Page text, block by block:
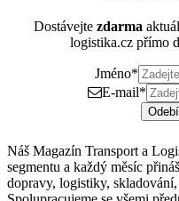
Dostávejte zdarma
logistika.cz přímo
Jméno*
E-mail*
Náš Magazín Transport a
segmentu a každý měsíc
dopravy, logistiky,